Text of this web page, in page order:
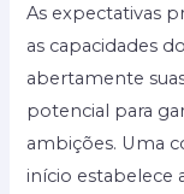
As expectativas
as capacidades
abertamente
potencial para
ambições. Uma
início estabelece